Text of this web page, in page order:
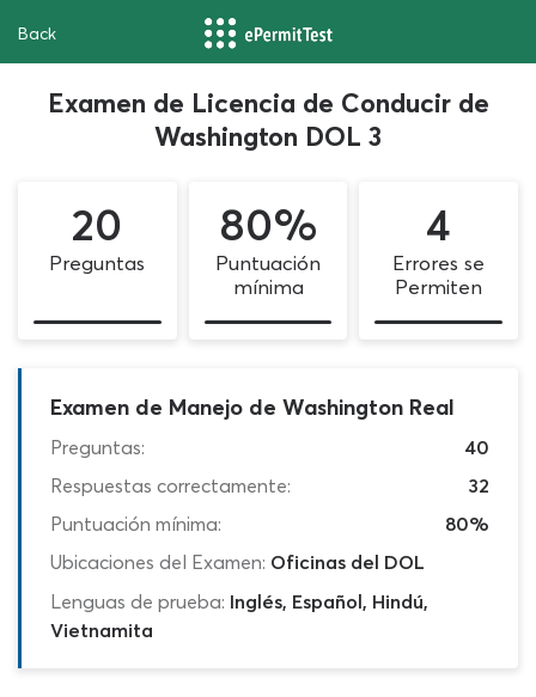
Back
Examen de Licencia de Conducir de
Washington DOL 3
20
Preguntas
80%
Puntuación
mínima
4
Errores se
Permiten
Examen de Manejo de Washington Real
Preguntas:
40
Respuestas correctamente:
32
Puntuación mínima:
80%
Ubicaciones del Examen: Oficinas del DOL
Lenguas de prueba: Inglés, Español, Hindú,
Vietnamita